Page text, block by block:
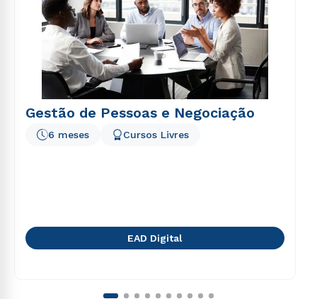
Gestão de Pessoas e Negociação
6 meses Cursos Livres
EAD Digital